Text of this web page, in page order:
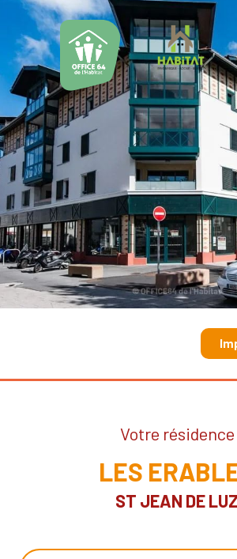
Votre résidence
LES
ST JEAN DE LUZ